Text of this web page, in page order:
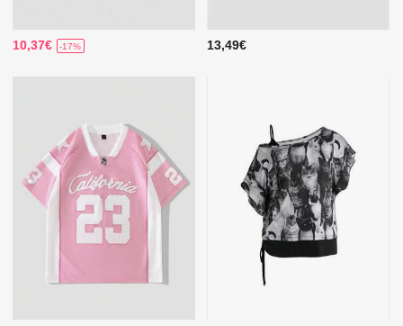
10,37€ -17% 13,49€